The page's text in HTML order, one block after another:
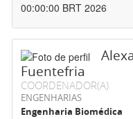
00:00:00 BRT 2026
Fuentefria
COORDENADOR(A)
ENGENHARIAS
Engenharia Biomédica